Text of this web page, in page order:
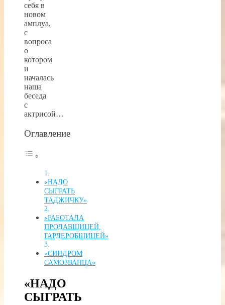
себя в
новом
амплуа,
с
вопроса
о
котором
и
началась
наша
беседа
с
актрисой…
Оглавление
«НАДО
СЫГРАТЬ
ТАДЖИЧКУ»
«РАБОТАЛА
ПРОДАВЩИЦЕЙ,
ГАРДЕРОБЩИЦЕЙ»
«СИНДРОМ
САМОЗВАНЦА»
«НАДО
СЫГРАТЬ